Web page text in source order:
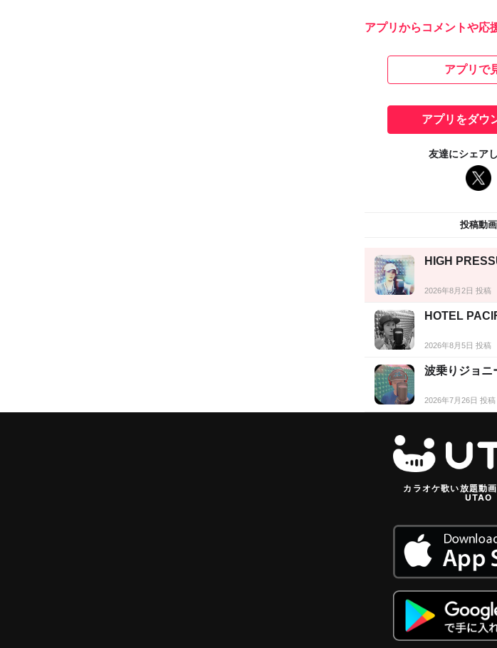
アプリからコメントや応
アプリで
アプリをダウ
友達にシェア
投稿動画
HIGH
2026年8月2日 投稿
HOTEL
2026年8月5日 投稿
波乗りジョニ
2026年7月26日 投稿
カラオケ歌い放題動
UTAO